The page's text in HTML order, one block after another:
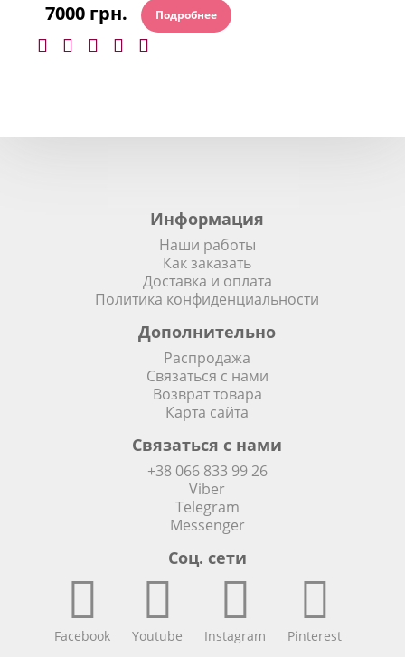
7000 грн. Подробнее
Информация
Наши работы
Как заказать
Доставка и оплата
Политика конфиденциальности
Дополнительно
Распродажа
Связаться с нами
Возврат товара
Карта сайта
Связаться с нами
+38 066 833 99 26
Viber
Telegram
Messenger
Соц. сети
Facebook Youtube Instagram Pinterest